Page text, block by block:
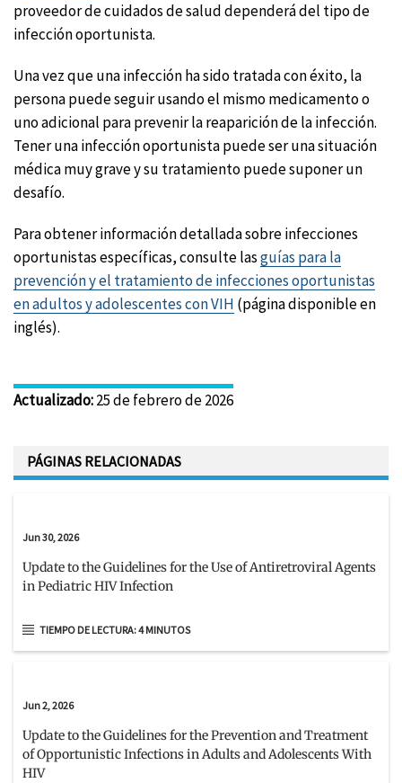
proveedor de cuidados de salud dependerá del tipo de
infección oportunista.
Una vez que una infección ha sido tratada con éxito, la
persona puede seguir usando el mismo medicamento o
uno adicional para prevenir la reaparición de la infección.
Tener una infección oportunista puede ser una situación
médica muy grave y su tratamiento puede suponer un
desafío.
Para obtener información detallada sobre infecciones
oportunistas específicas, consulte lasguías para la
prevención y el tratamiento de infecciones oportunistas
en adultos y adolescentes con VIH (página disponible en
inglés).
Actualizado:25 de febrero de 2026
PÁGINAS RELACIONADAS
Jun 30, 2026
Update to the Guidelines for the Use of Antiretroviral Agents
in Pediatric HIV Infection
TIEMPO DE LECTURA: 4 MINUTOS
Jun 2, 2026
Update to the Guidelines for the Prevention and Treatment
of Opportunistic Infections in Adults and Adolescents With
HIV